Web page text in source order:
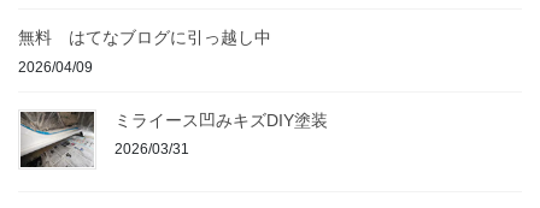
送
り
無料 はてなブログに引っ越し中
2026/04/09
ミライース凹みキズDIY塗装
2026/03/31